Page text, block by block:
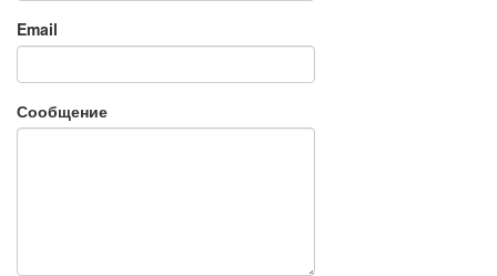
Email
Сообщение